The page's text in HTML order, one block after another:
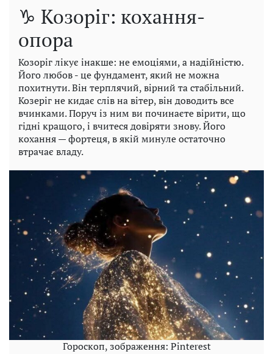
♑ Козоріг: кохання-
опора
Козоріг лікує інакше: не емоціями, а надійністю.
Його любов - це фундамент, який не можна
похитнути. Він терплячий, вірний та стабільний.
Козеріг не кидає слів на вітер, він доводить все
вчинками. Поруч із ним ви починаєте вірити, що
гідні кращого, і вчитеся довіряти знову. Його
кохання — фортеця, в якій минуле остаточно
втрачає владу.
Гороскоп, зображення: Pinterest